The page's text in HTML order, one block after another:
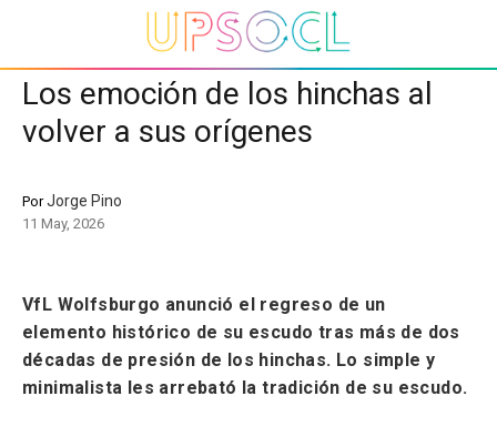
Los emoción de los hinchas al
volver a sus orígenes
PorJorge Pino
11 May, 2026
VfL Wolfsburgo anunció el regreso de un
elemento histórico de su escudo tras más de dos
décadas de presión de los hinchas. Lo simple y
minimalista les arrebató la tradición de su escudo.